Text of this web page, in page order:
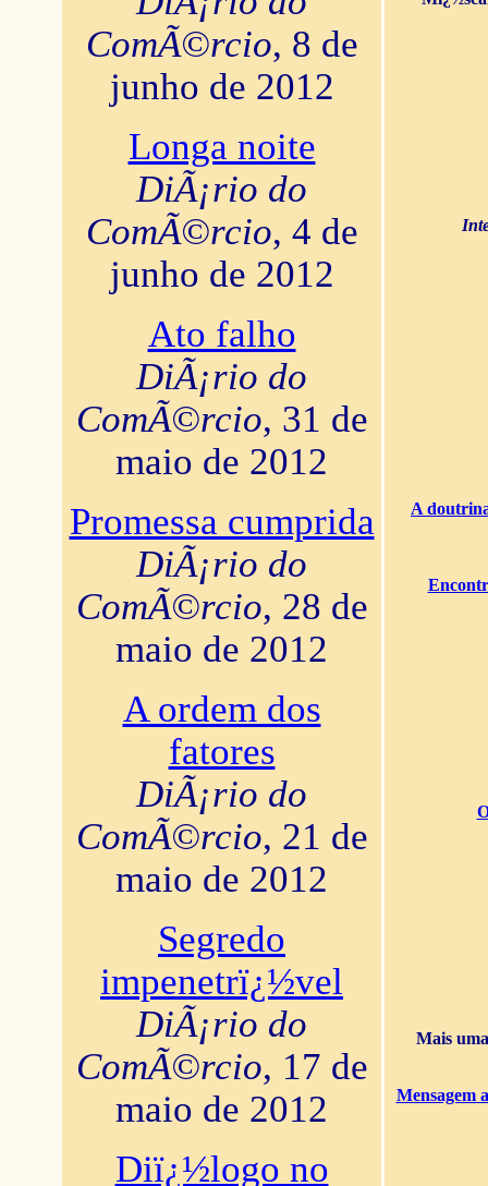
ComÃ©rcio, 8 de
junho de 2012
Longa noite
DiÃ¡rio do
ComÃ©rcio, 4 de
junho de 2012
Ato falho
DiÃ¡rio do
ComÃ©rcio, 31 de
maio de 2012
Promessa cumprida
DiÃ¡rio do
ComÃ©rcio, 28 de
maio de 2012
A ordem dos
fatores
DiÃ¡rio do
ComÃ©rcio, 21 de
maio de 2012
Segredo
impenetrï¿½vel
DiÃ¡rio do
ComÃ©rcio, 17 de
maio de 2012
Diï¿½logo no
A
Mais
Mensagem